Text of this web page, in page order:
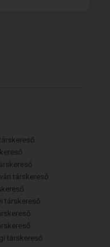
társkereső
társkereső
társkereső